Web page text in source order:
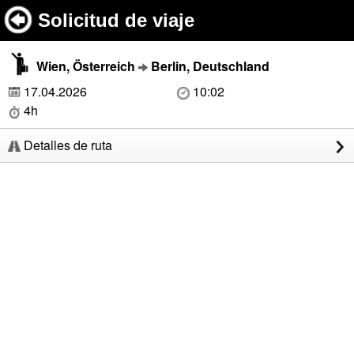
Solicitud de viaje
Wien, Österreich
Berlin, Deutschland
17.04.2026
10:02
4h
Detalles de ruta